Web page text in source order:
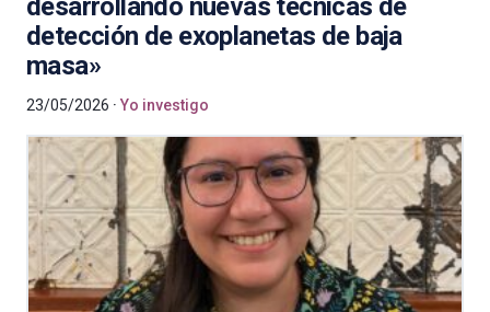
desarrollando nuevas técnicas de
detección de exoplanetas de baja
masa»
23/05/2026 Yo investigo